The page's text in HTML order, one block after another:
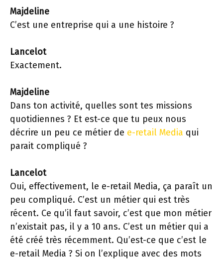
Majdeline
C’est une entreprise qui a une histoire ?
Lancelot
Exactement.
Majdeline
Dans ton activité, quelles sont tes missions
quotidiennes ? Et est-ce que tu peux nous
décrire un peu ce métier de e-retail Media qui
parait compliqué ?
Lancelot
Oui, effectivement, le e-retail Media, ça paraît un
peu compliqué. C’est un métier qui est très
récent. Ce qu’il faut savoir, c’est que mon métier
n’existait pas, il y a 10 ans. C’est un métier qui a
été créé très récemment. Qu’est-ce que c’est le
e-retail Media ? Si on l’explique avec des mots